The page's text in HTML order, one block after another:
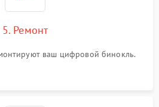
5. Ремонт
ваш цифровой бинокль.